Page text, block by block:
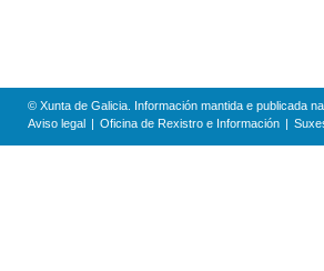
© Xunta de Galicia. Información mantida e publicada
Aviso legal
Oficina de Rexistro e Información